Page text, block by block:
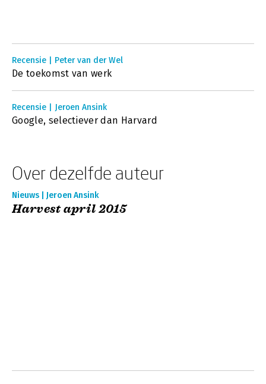
Recensie | Peter van der Wel
De toekomst van werk
Recensie | Jeroen Ansink
Google, selectiever dan Harvard
Over dezelfde auteur
Nieuws | Jeroen Ansink
Harvest april 2015